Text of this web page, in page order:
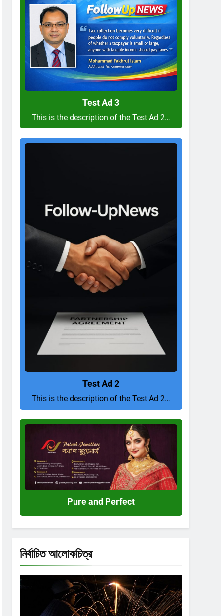
Ad
3
Test Ad 3
This is the description of the Test Ad 2…
Test Ad 2
This is the description of the Test Ad 2…
Perfect
Pure and Perfect
নির্বাচিত আলোকচিত্র